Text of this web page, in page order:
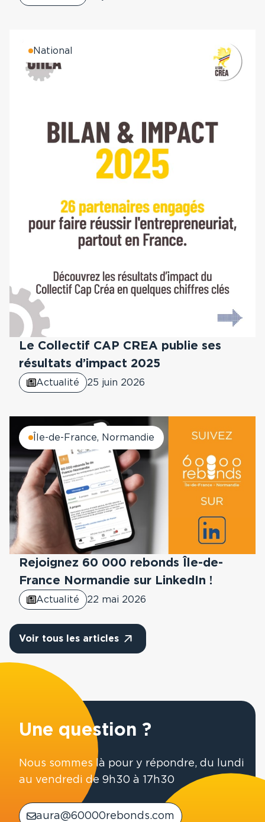
National
Le Collectif CAP CREA publie ses
résultats d’impact 2025
Actualité 25 juin 2026
Île-de-France, Normandie
Rejoignez 60 000 rebonds Île-de-
France Normandie sur LinkedIn !
Actualité 22 mai 2026
Voir tous les articles
Une question ?
Nous sommes là pour y répondre, du lundi
au vendredi de 9h30 à 17h30
aura@60000rebonds.com